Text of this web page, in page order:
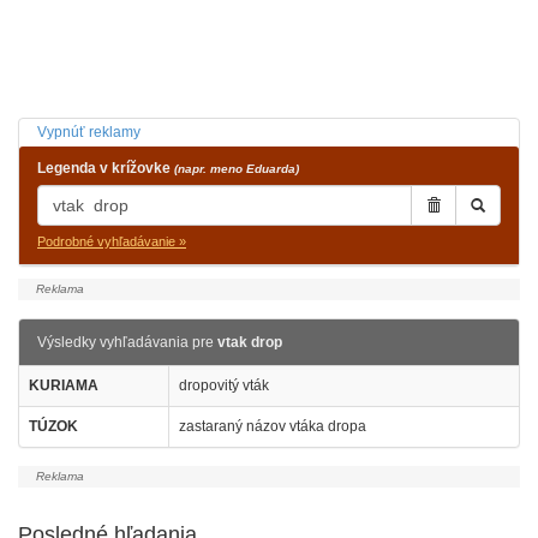
Vypnúť reklamy
Legenda v krížovke (napr. meno Eduarda)
Podrobné vyhľadávanie »
Výsledky vyhľadávania pre vtak drop
KURIAMA dropovitý vták
TÚZOK zastaraný názov vtáka dropa